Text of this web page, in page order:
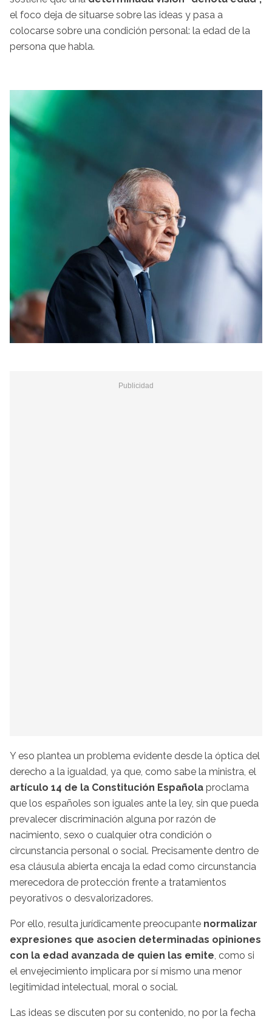
el foco deja de situarse sobre las ideas y pasa a
colocarse sobre una condición personal: la edad de la
persona que habla.
Y eso plantea un problema evidente desde la óptica del
derecho a la igualdad, ya que, como sabe la ministra, el
artículo 14 de la Constitución Española proclama
que los españoles son iguales ante la ley, sin que pueda
prevalecer discriminación alguna por razón de
nacimiento, sexo o cualquier otra condición o
circunstancia personal o social. Precisamente dentro de
esa cláusula abierta encaja la edad como circunstancia
merecedora de protección frente a tratamientos
peyorativos o desvalorizadores.
Por ello, resulta jurídicamente preocupante normalizar
expresiones que asocien determinadas opiniones
con la edad avanzada de quien las emite , como si
el envejecimiento implicara por sí mismo una menor
legitimidad intelectual, moral o social.
Las ideas se discuten por su contenido, no por la fecha